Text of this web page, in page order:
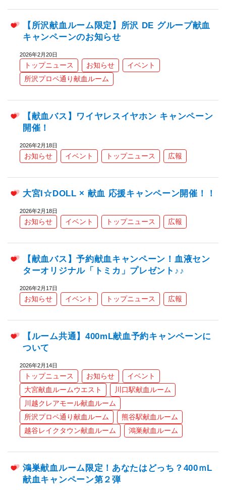
【所沢献血ルーム限定】所沢 DE グループ献血
キャンペーンのお知らせ
2026年2月20日
トップニュース お知らせ
イベント
所沢プロペ通り献血ルーム
【献血バス】ワイヤレスイヤホン キャンペーン
開催！
2026年2月18日
お知らせ イベント トップニュース 広報
大宮I☆DOLL × 献血 応援キャンペーン開催！！
2026年2月18日
お知らせ イベント トップニュース 広報
【献血バス】予約献血キャンペーン！血液セン
ターオリジナル「トミカ」プレゼント♪♪
2026年2月17日
お知らせ イベント トップニュース 広報
【ルーム共通】400mL献血予約キャンペーンに
ついて
2026年2月14日
トップニュース お知らせ
イベント
大宮献血ルームウエスト
川口駅献血ルーム
川越クレアモール献血ルーム
所沢プロペ通り献血ルーム
熊谷駅献血ルーム
越谷レイクタウン献血ルーム
鴻巣献血ルーム
鴻巣献血ルーム限定！あなたはどっち？400ｍL
献血キャンペーン第２弾